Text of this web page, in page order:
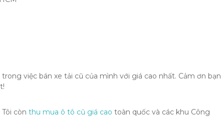
việc bán xe tải cũ của mình với giá cao nhất. Cảm ơn bạn
còn thu mua ô tô cũ giá cao toàn quốc và các khu Công